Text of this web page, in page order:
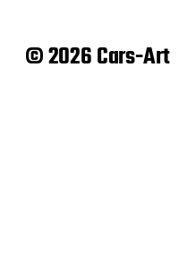
© 2026 Cars-Art